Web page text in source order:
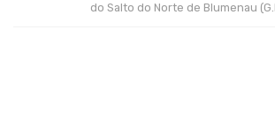
do Salto do Norte de Blumenau